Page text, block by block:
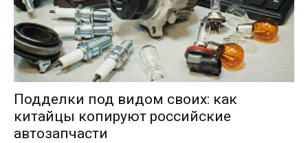
Подделки под видом своих: как
китайцы копируют российские
автозапчасти